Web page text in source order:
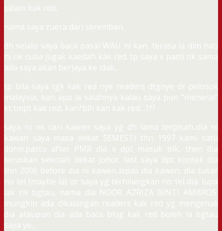
salam kak red,
nama saya zuera dari seremban..
dh selalu saya baca pasal WAU ni kan, terasa la dlm hati
ni nk cuba jugak kaedah kak red. tp saya x pasti nk sama
ada saya akan berjaya ke idak..
tp bila saya tgk kak red nye readers dtgnye dr pelosok
malaysia, kan..apa la salahnya kalau saya pun “menerai”
kt tmpt kak red, kan?blh kan kak red…???
saya ni nk cari kawan saya yg dh lama terpisah..dia ni
kawan saya masa dekat SEMESTI thn 1997 kami satu
dorm.pastu after PMR dia x dpt masuk blk, then dia
teruskan sekolah dekat johor. last saya dpt kontek dia
thn 2006 before dia ni kawen..lepas dia kawen, dia tukar
no tel (maybe la) or saya yg terhilangkan no tel dia. lupa
lak nk bgtau, nama dia NOOR AZRIZA BINTI AMBROS.
mungkin ada dikalangan readers kak red yg mengenali
dia ataupun dia ada baca blog kak red boleh la bgtau
saya ye…